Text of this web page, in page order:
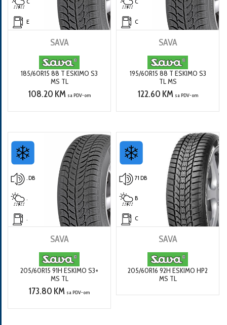
E
SAVA
185/60R15 88 T ESKIMO S3
MS TL
108.20 KM sa PDV-om
C
SAVA
195/60R15 88 T ESKIMO S3
TL MS
122.60 KM sa PDV-om
. DB
.
.
SAVA
205/60R15 91H ESKIMO S3+
MS TL
173.80 KM sa PDV-om
71 DB
B
C
SAVA
205/60R16 92H ESKIMO HP2
MS TL